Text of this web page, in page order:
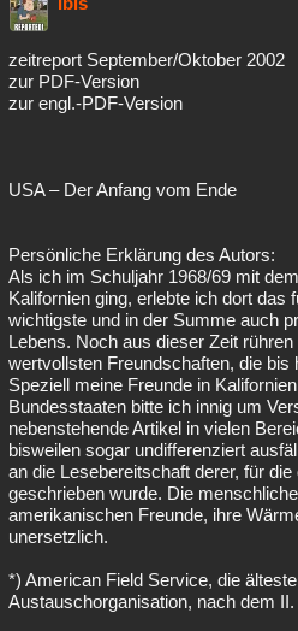
Lesenswert
zeitreport September/Oktober 2002
zur PDF-Version
zur engl.-PDF-Version
USA – Der Anfang vom Ende
Persönliche Erklärung des Autors:
Als ich im Schuljahr 1968/69 mit
Kalifornien ging, erlebte ich dort das
wichtigste und in der Summe auch
Lebens. Noch aus dieser Zeit
wertvollsten Freundschaften, die bis
Speziell meine Freunde in
Bundesstaaten bitte ich innig um
nebenstehende Artikel in vielen
bisweilen sogar undifferenziert
an die Lesebereitschaft derer, für
geschrieben wurde. Die
amerikanischen Freunde, ihre
unersetzlich.
*) American Field Service, die
Austauschorganisation, nach dem